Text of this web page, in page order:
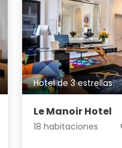
Hotel de 3 estrellas
Le Manoir Hotel
18 habitaciones